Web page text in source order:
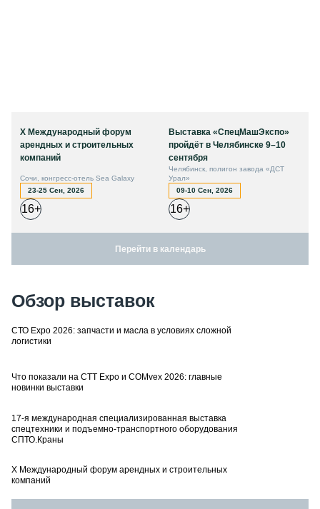
X Международный форум
арендных и строительных
компаний
Сочи, конгресс-отель Sea Galaxy
23-25 Сен, 2026
16+
Выставка «СпецМашЭкспо»
пройдёт в Челябинске 9–10
сентября
Челябинск, полигон завода «ДСТ
Урал»
09-10 Сен, 2026
16+
Перейти в календарь
Обзор выставок
СТО Expo 2026: запчасти и масла в условиях сложной
логистики
Что показали на CTT Expo и COMvex 2026: главные
новинки выставки
17-я международная специализированная выставка
спецтехники и подъемно-транспортного оборудования
СПТО.Краны
X Международный форум арендных и строительных
компаний